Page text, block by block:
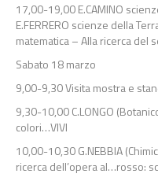
17,00-19,00 E.CAMINO
E.FERRERO scienze della
matematica – Alla ricerca del
Sabato 18 marzo
9,00-9,30 Visita mostra e
9,30-10,00 C.LONGO
colori…VIVI
10,00-10,30 G.NEBBIA
ricerca dell’opera al…rosso: